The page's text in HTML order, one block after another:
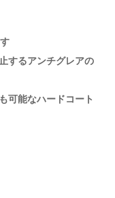
するアンチグレアの
可能なハードコート